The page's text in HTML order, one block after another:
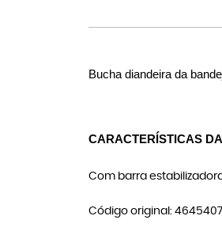
Bucha diandeira da
CARACTERÍSTICAS
Com barra
Código original: